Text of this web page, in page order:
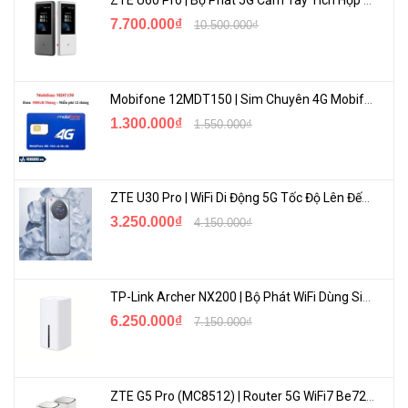
Chức năng chống ngược sáng WDR (140dB).
Chức năng quan sát ngày và đêm (ICR).
Chức năng tự động cân bằng trắng (AWB).
Chức năng chống nhiễu số (3D-DNR).
Chức năng bù ngược sáng (BLC).
Hỗ trợ chức năng Face Detection.
Hỗ trợ chức năng People Counting, Heatmap.
Tích hợp Mic.
Hỗ trợ khe cắm thẻ nhớ lên đến 256GB.
trong nhà và ngoài trời).
7.700.000₫ 10.500.000₫
1.300.000₫ 1.550.000₫
ZTE U30 Pro | WiFi Di Động 5G Tốc Độ Lên Đến 500Mbps, Màn Hình Cảm Ứng
3.250.000₫ 4.150.000₫
6.250.000₫ 7.150.000₫